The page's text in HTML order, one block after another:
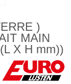
)
MAIN
X H mm))